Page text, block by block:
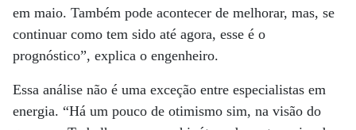
em maio. Também pode acontecer de melhorar, mas, se
continuar como tem sido até agora, esse é o
prognóstico”, explica o engenheiro.
Essa análise não é uma exceção entre especialistas em
energia. “Há um pouco de otimismo sim, na visão do